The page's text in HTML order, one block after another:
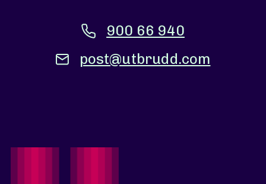
900 66 940
post@utbrudd.com